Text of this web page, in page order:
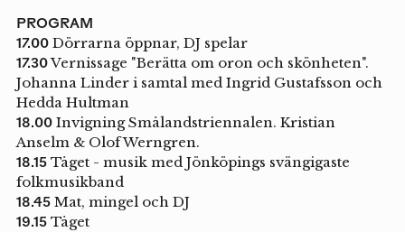
PROGRAM
17.00Dörrarna öppnar, DJ spelar
17.30Vernissage "Berätta om oron och skönheten".
Johanna Linder i samtal med Ingrid Gustafsson och
Hedda Hultman
18.00Invigning Smålandstriennalen. Kristian
Anselm & Olof Werngren.
18.15Tåget - musik med Jönköpings svängigaste
folkmusikband
18.45 Mat, mingel och DJ
19.15Tåget